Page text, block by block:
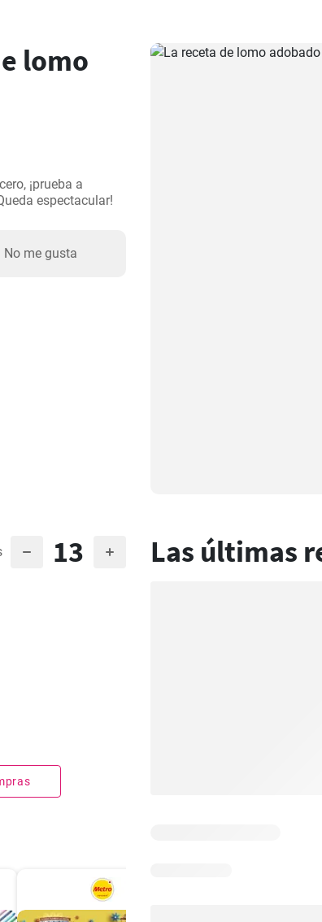
lomo
¡prueba a
espectacular!
No me gusta
13 Las últimas